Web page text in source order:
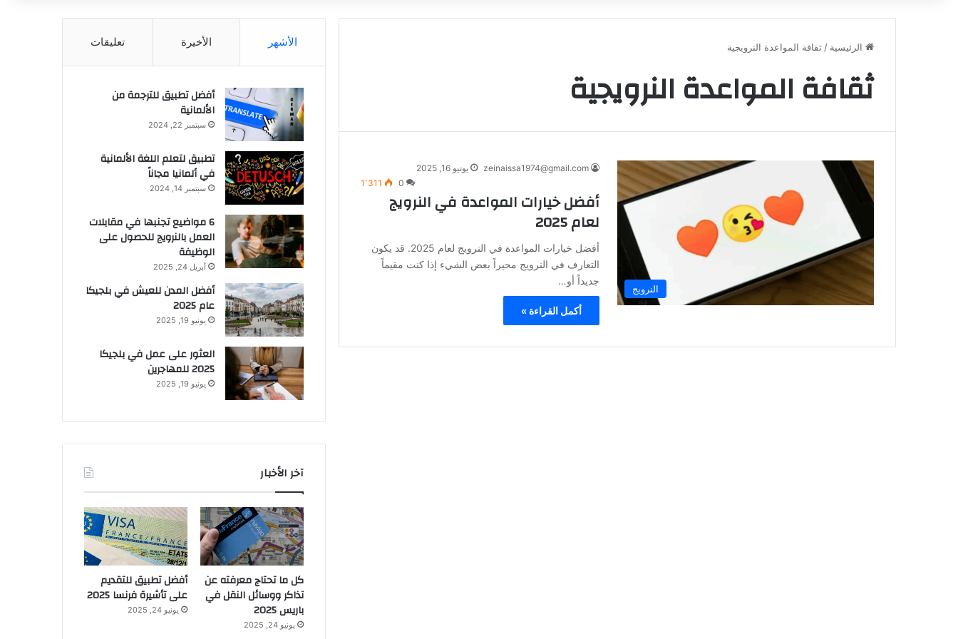
الرئيسية / ثقافة المواعدة النرويجية
ثقافة المواعدة النرويجية
النرويج
zeinaissa1974@gmail.com
يونيو 16, 2025
0
1٬311
أفضل خيارات المواعدة في النرويج
لعام 2025
أفضل خيارات المواعدة في النرويج لعام 2025. قد يكون
التعارف في النرويج محيراً بعض الشيء إذا كنت مقيماً
جديداً أو…
أكمل القراءة »
الأشهر الأخيرة تعليقات
أفضل تطبيق للترجمة من
الألمانية
سبتمبر 22, 2024
تطبيق لتعلم اللغة الألمانية
في ألمانيا مجاناً
سبتمبر 14, 2024
6 مواضيع تجنبها في مقابلات
العمل بالنرويج للحصول على
الوظيفة
أبريل 24, 2025
أفضل المدن للعيش في بلجيكا
عام 2025
يونيو 19, 2025
العثور على عمل في بلجيكا
2025 للمهاجرين
يونيو 19, 2025
آخر الأخبار
كل ما تحتاج معرفته عن
تذاكر ووسائل النقل في
باريس 2025
يونيو 24, 2025
أفضل تطبيق للتقديم
على تأشيرة فرنسا 2025
يونيو 24, 2025